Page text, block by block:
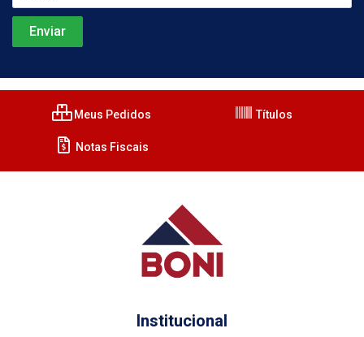
Meus Pedidos Títulos
Notas Fiscais
Institucional